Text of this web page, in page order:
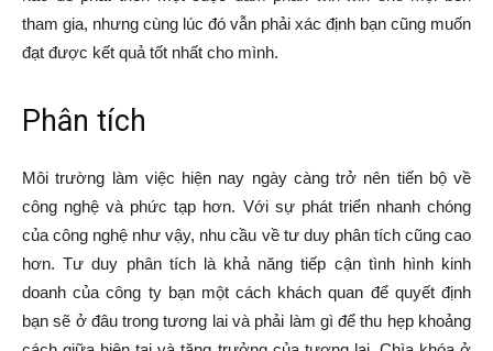
tham gia, nhưng cùng lúc đó vẫn phải xác định bạn cũng muốn
đạt được kết quả tốt nhất cho mình.
Phân tích
Môi trường làm việc hiện nay ngày càng trở nên tiến bộ về
công nghệ và phức tạp hơn. Với sự phát triển nhanh chóng
của công nghệ như vậy, nhu cầu về tư duy phân tích cũng cao
hơn. Tư duy phân tích là khả năng tiếp cận tình hình kinh
doanh của công ty bạn một cách khách quan để quyết định
bạn sẽ ở đâu trong tương lai và phải làm gì để thu hẹp khoảng